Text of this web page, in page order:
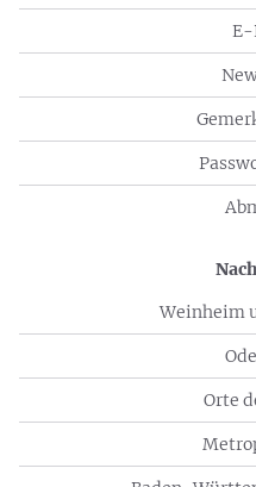
E-
Weinheim
Orte